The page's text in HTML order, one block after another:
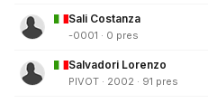
Sali Costanza
-0001 · 0 pres
Salvadori Lorenzo
PIVOT · 2002 · 91 pres